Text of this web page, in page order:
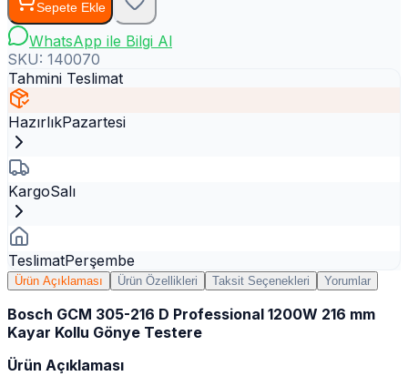
Sepete Ekle
WhatsApp ile Bilgi Al
SKU: 140070
Tahmini Teslimat
HazırlıkPazartesi
KargoSalı
TeslimatPerşembe
Ürün Açıklaması Ürün Özellikleri Taksit Seçenekleri Yorumlar
Bosch GCM 305-216 D Professional 1200W 216 mm
Kayar Kollu Gönye Testere
Ürün Açıklaması